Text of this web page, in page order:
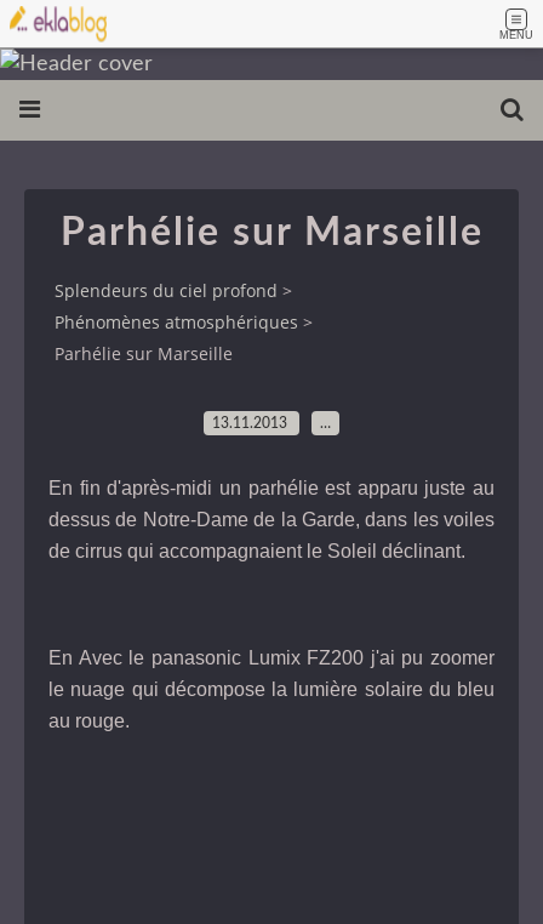
MENU
Parhélie sur Marseille
Splendeurs du ciel profond >
Phénomènes atmosphériques >
Parhélie sur Marseille
13.11.2013 …
En fin d'après-midi un parhélie est apparu juste au
dessus de Notre-Dame de la Garde, dans les voiles
de cirrus qui accompagnaient le Soleil déclinant.
En Avec le panasonic Lumix FZ200 j'ai pu zoomer
le nuage qui décompose la lumière solaire du bleu
au rouge.